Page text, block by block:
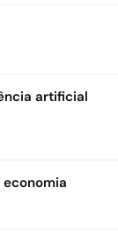
artificial